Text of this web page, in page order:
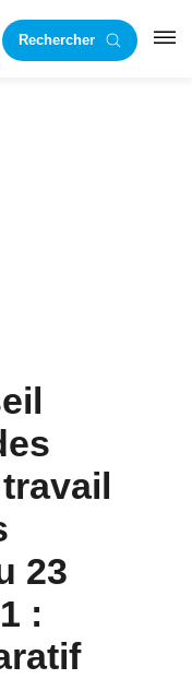
RechercherRST
23
: